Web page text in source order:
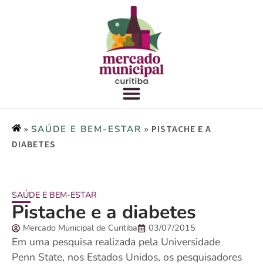
» SAÚDE E BEM-ESTAR » PISTACHE E A
DIABETES
SAÚDE E BEM-ESTAR
Pistache e a diabetes
Mercado Municipal de Curitiba 03/07/2015
Em uma pesquisa realizada pela Universidade
Penn State, nos Estados Unidos, os pesquisadores